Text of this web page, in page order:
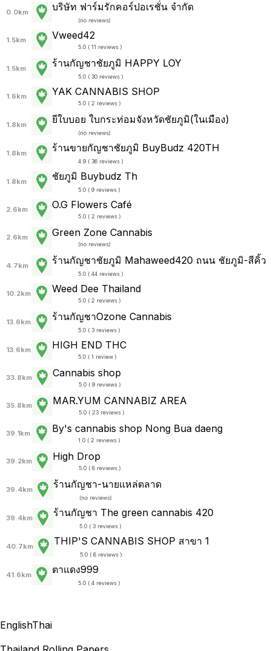
0.0km บริษัท ฟาร์มรักคอร์ปอเรชั่น จำกัด
(no reviews)
1.5km Vweed42
5.0 ( 11 reviews )
1.5km ร้านกัญชาชัยภูมิ HAPPY LOY
5.0 ( 30 reviews )
1.6km YAK CANNABIS SHOP
5.0 ( 2 reviews )
1.8km ยีใบบอย ใบกระท่อมจังหวัดชัยภูมิ(ในเมือง)
(no reviews)
1.8km ร้านขายกัญชาชัยภูมิ BuyBudz 420TH
4.9 ( 36 reviews )
1.8km ชัยภูมิ Buybudz Th
5.0 ( 9 reviews )
2.6km O.G Flowers Café
5.0 ( 2 reviews )
2.6km Green Zone Cannabis
(no reviews)
4.7km ร้านกัญชาชัยภูมิ Mahaweed420 ถนน ชัยภูมิ-สีคิ้ว
5.0 ( 44 reviews )
10.2km Weed Dee Thailand
5.0 ( 2 reviews )
13.6km ร้านกัญชาOzone Cannabis
5.0 ( 3 reviews )
13.6km HIGH END THC
5.0 ( 1 review )
33.8km Cannabis shop
5.0 ( 9 reviews )
35.8km MAR.YUM CANNABIZ AREA
5.0 ( 23 reviews )
39.1km By's cannabis shop Nong Bua daeng
1.0 ( 2 reviews )
39.2km High Drop
5.0 ( 8 reviews )
39.4km ร้านกัญชา-นายแหล่ตลาด
(no reviews)
39.4km ร้านกัญชา The green cannabis 420
5.0 ( 3 reviews )
40.7km THIP'S CANNABIS SHOP สาขา 1
5.0 ( 6 reviews )
41.6km ตาแดง999
5.0 ( 4 reviews )
EnglishThai